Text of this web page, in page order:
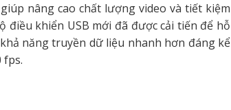
nâng cao chất lượng video và tiết kiệm
khiển USB mới đã được cải tiến để hỗ
năng truyền dữ liệu nhanh hơn đáng kể
fps.